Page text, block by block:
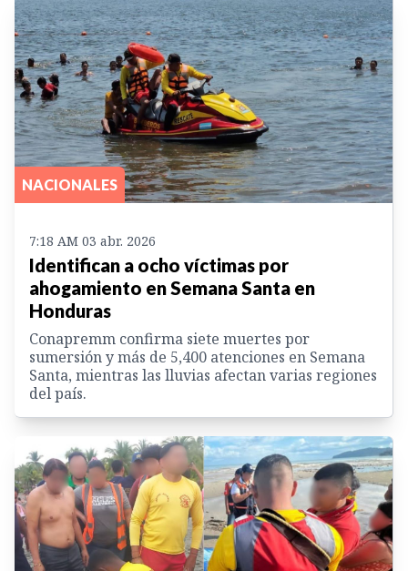
NACIONALES
7:18 AM 03 abr. 2026
Identifican a ocho víctimas por
ahogamiento en Semana Santa en
Honduras
Conapremm confirma siete muertes por
sumersión y más de 5,400 atenciones en Semana
Santa, mientras las lluvias afectan varias regiones
del país.